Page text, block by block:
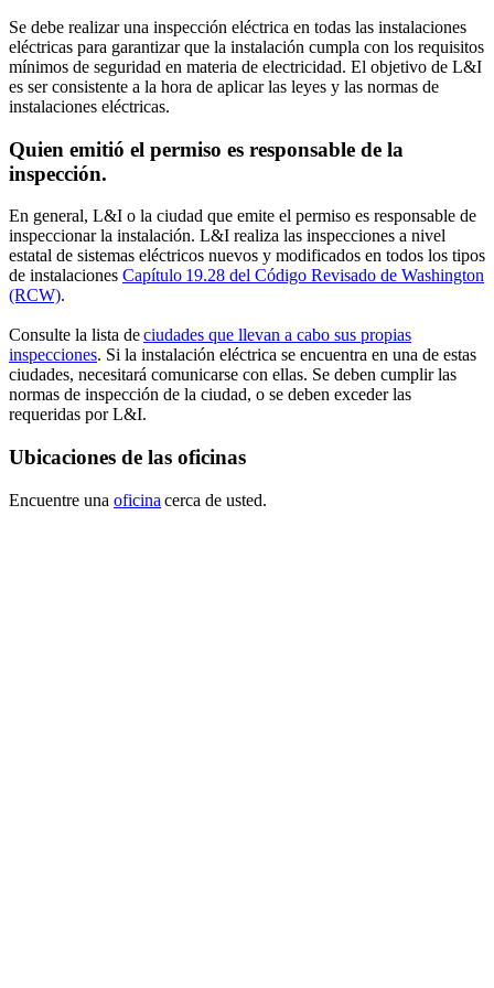
Se debe realizar una inspección eléctrica en todas las instalaciones
eléctricas para garantizar que la instalación cumpla con los requisitos
mínimos de seguridad en materia de electricidad. El objetivo de L&I
es ser consistente a la hora de aplicar las leyes y las normas de
instalaciones eléctricas.
Quien emitió el permiso es responsable de la
inspección.
En general, L&I o la ciudad que emite el permiso es responsable de
inspeccionar la instalación. L&I realiza las inspecciones a nivel
estatal de sistemas eléctricos nuevos y modificados en todos los tipos
de instalaciones Capítulo 19.28 del Código Revisado de Washington
(RCW).
Consulte la lista deciudades que llevan a cabo sus propias
inspecciones. Si la instalación eléctrica se encuentra en una de estas
ciudades, necesitará comunicarse con ellas. Se deben cumplir las
normas de inspección de la ciudad, o se deben exceder las
requeridas por L&I.
Ubicaciones de las oficinas
Encuentre una oficina cerca de usted.